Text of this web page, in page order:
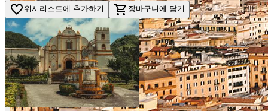
favorite_border 위시리스트에 추가하기 shopping_cart 장바구니에 담기